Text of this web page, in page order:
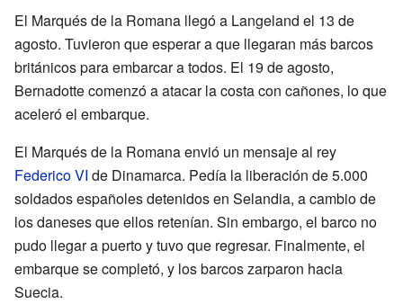
El Marqués de la Romana llegó a Langeland el 13 de
agosto. Tuvieron que esperar a que llegaran más barcos
británicos para embarcar a todos. El 19 de agosto,
Bernadotte comenzó a atacar la costa con cañones, lo que
aceleró el embarque.
El Marqués de la Romana envió un mensaje al rey
Federico VI de Dinamarca. Pedía la liberación de 5.000
soldados españoles detenidos en Selandia, a cambio de
los daneses que ellos retenían. Sin embargo, el barco no
pudo llegar a puerto y tuvo que regresar. Finalmente, el
embarque se completó, y los barcos zarparon hacia
Suecia.